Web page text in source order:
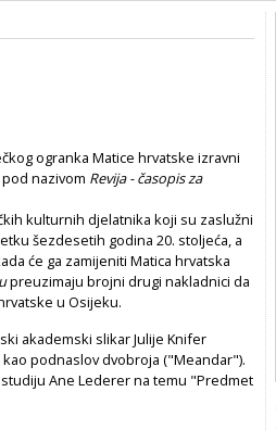
ogranka Matice hrvatske izravni
nazivom Revija - časopis za
kulturnih djelatnika koji su zaslužni
šezdesetih godina 20. stoljeća, a
će ga zamijeniti Matica hrvatska
preuzimaju brojni drugi nakladnici da
u Osijeku.
akademski slikar Julije Knifer
podnaslov dvobroja ("Meandar").
Ane Lederer na temu "Predmet